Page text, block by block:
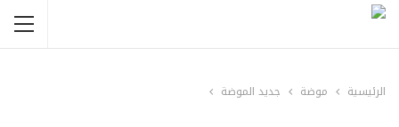
الرئيسية موضة جديد الموضة